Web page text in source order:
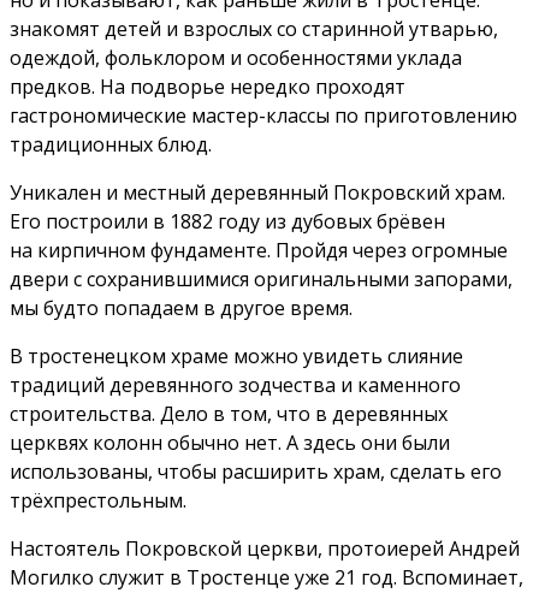
знакомят детей и взрослых со старинной утварью,
одеждой, фольклором и особенностями уклада
предков. На подворье нередко проходят
гастрономические мастер-классы по приготовлению
традиционных блюд.
Уникален и местный деревянный Покровский храм.
Его построили в 1882 году из дубовых брёвен
на кирпичном фундаменте. Пройдя через огромные
двери с сохранившимися оригинальными запорами,
мы будто попадаем в другое время.
В тростенецком храме можно увидеть слияние
традиций деревянного зодчества и каменного
строительства. Дело в том, что в деревянных
церквях колонн обычно нет. А здесь они были
использованы, чтобы расширить храм, сделать его
трёхпрестольным.
Настоятель Покровской церкви, протоиерей Андрей
Могилко служит в Тростенце уже 21 год. Вспоминает,